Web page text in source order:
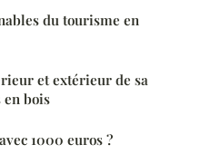
du tourisme en
et extérieur de sa
en bois
1000 euros ?